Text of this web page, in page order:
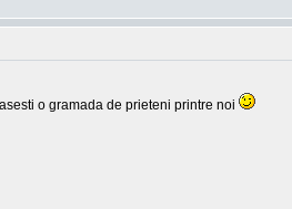
o gramada de prieteni printre noi